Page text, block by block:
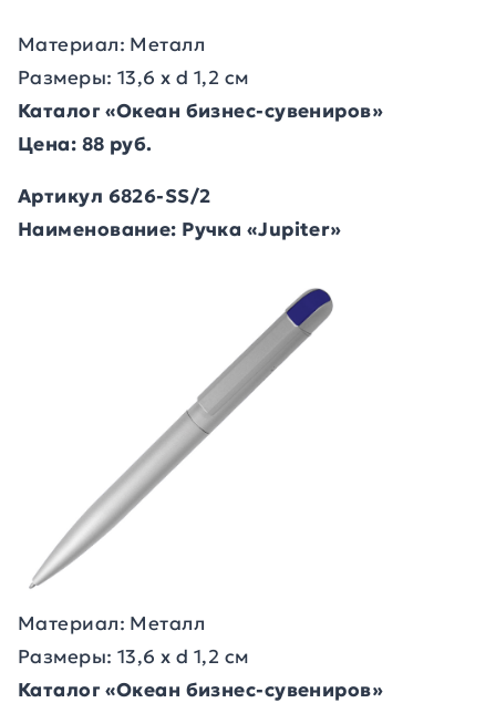
Материал: Металл
Размеры: 13,6 х d 1,2 см
Каталог «Океан бизнес-сувениров»
Цена: 88 руб.
Артикул 6826-SS/2
Наименование: Ручка «Jupiter»
Материал: Металл
Размеры: 13,6 х d 1,2 см
Каталог «Океан бизнес-сувениров»